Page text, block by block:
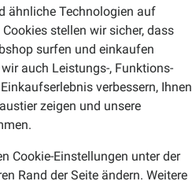
ähnliche Technologien auf
stellen wir sicher, dass
surfen und einkaufen
auch Leistungs-, Funktions-
verbessern, Ihnen
zeigen und unsere
Cookie-Einstellungen unter der
Rand der Seite ändern. Weitere